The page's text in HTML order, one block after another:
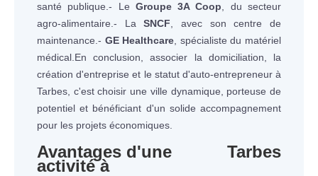
santé publique.- Le Groupe 3A Coop , du secteur
agro-alimentaire.- LaSNCF , avec son centre de
maintenance.- GE Healthcare , spécialiste du matériel
médical.En conclusion, associer la domiciliation, la
création d'entreprise et le statut d'auto-entrepreneur à
Tarbes, c'est choisir une ville dynamique, porteuse de
potentiel et bénéficiant d'un solide accompagnement
pour les projets économiques.
Avantages d'une
activité à
Tarbes